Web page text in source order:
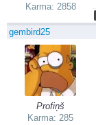
Karma: 2858
gembird25
Profiņš
Karma: 285